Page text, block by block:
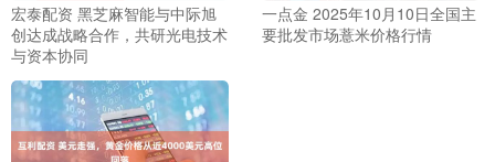
宏泰配资 黑芝麻智能与中际旭
创达成战略合作，共研光电技术
与资本协同
一点金 2025年10月10日全国主
要批发市场薏米价格行情